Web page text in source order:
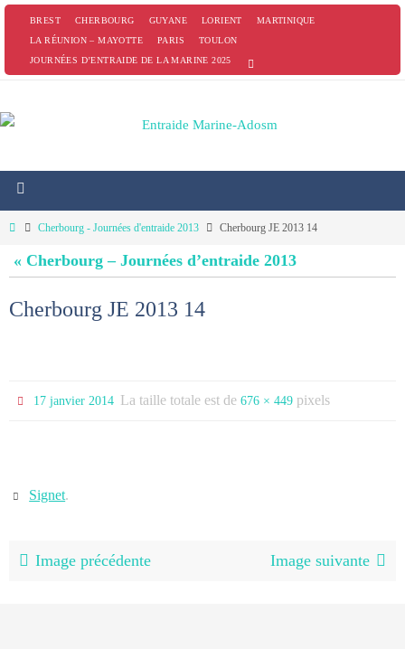
PasserBREST CHERBOURG GUYANE LORIENT
MARTINIQUE
LA RÉUNION – MAYOTTE
PARIS
TOULON
JOURNÉES D’ENTRAIDE DE LA MARINE 2025
HomeCherbourg - Journées d'entraide 2013 Cherbourg JE 2013 14
« Cherbourg – Journées d’entraide 2013
Cherbourg JE 2013 14
17 janvier 2014 La taille totale est de676 × 449 pixels
Signet.
Image précédente Image suivante